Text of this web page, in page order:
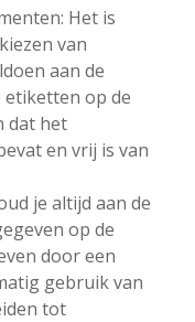
Het is
van
aan de
op de
dat het
en vrij is van
je altijd aan de
op de
door een
gebruik van
tot